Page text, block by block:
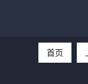
首页